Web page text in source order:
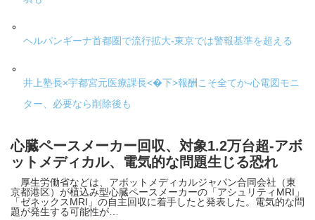
ヘルパンギーナ首都圏で流行拡大-東京では警報基準を超える
井上塾長×宇都宮元医療課長<�下>報酬こそ全てか-心電図モニ
ター、必要なら削除後も
心臓ペースメーカー回収、対象1.2万台超-アボ
ットメディカル、電気的な問題生じる恐れ
厚生労働省などは、アボットメディカルジャパン合同会社（東
京都港区）が植込み型心臓ペースメーカーの「アシュリティMRI」
「ゼネックスMRI」の自主回収に着手したと発表した。電気的な問
題が発生する可能性が…